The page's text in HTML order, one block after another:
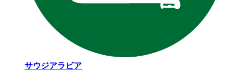
サウジアラビア​​